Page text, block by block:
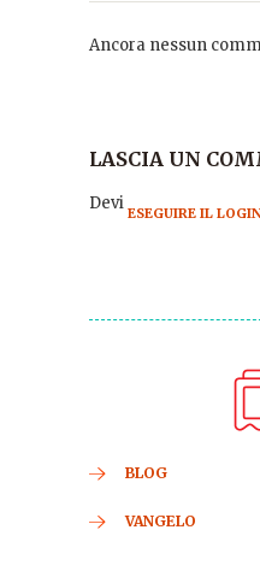
Ancora nessun
LASCIA UN
Devi ESEGUIRE IL
BLOG
VANGELO